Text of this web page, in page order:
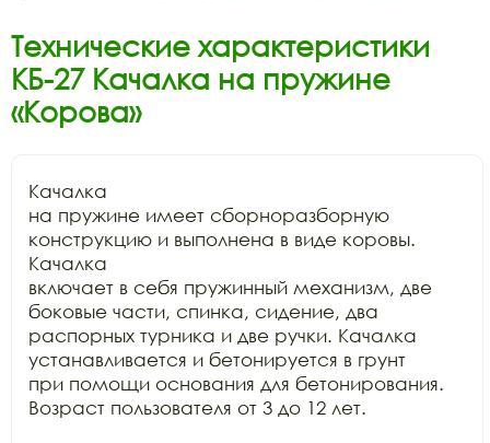
Технические характеристики
КБ-27 Качалка на пружине
«Корова»
Качалка
на пружине имеет сборноразборную
конструкцию и выполнена в виде коровы.
Качалка
включает в себя пружинный механизм, две
боковые части, спинка, сидение, два
распорных турника и две ручки. Качалка
устанавливается и бетонируется в грунт
при помощи основания для бетонирования.
Возраст пользователя от 3 до 12 лет.